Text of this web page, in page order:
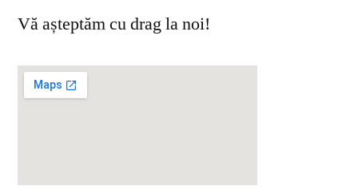
Vă așteptăm cu drag la noi!